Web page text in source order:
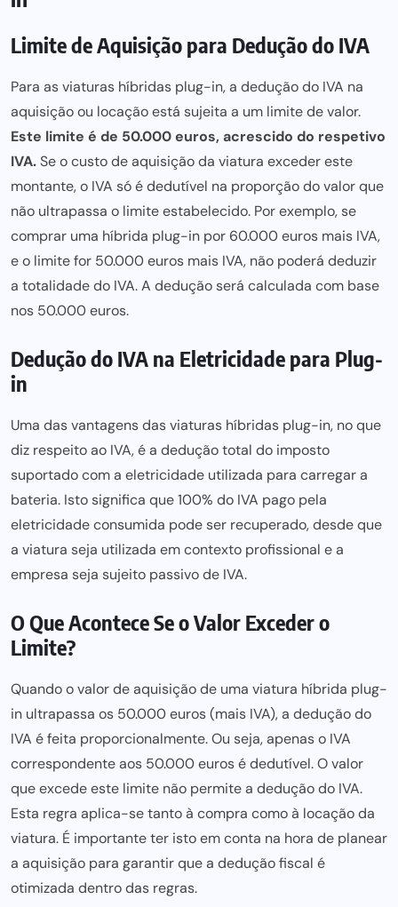
Limite de Aquisição para Dedução do IVA
Para as viaturas híbridas plug-in, a dedução do IVA na
aquisição ou locação está sujeita a um limite de valor.
Este limite é de 50.000 euros, acrescido do respetivo
IVA.Se o custo de aquisição da viatura exceder este
montante, o IVA só é dedutível na proporção do valor que
não ultrapassa o limite estabelecido. Por exemplo, se
comprar uma híbrida plug-in por 60.000 euros mais IVA,
e o limite for 50.000 euros mais IVA, não poderá deduzir
a totalidade do IVA. A dedução será calculada com base
nos 50.000 euros.
Dedução do IVA na Eletricidade para Plug-
in
Uma das vantagens das viaturas híbridas plug-in, no que
diz respeito ao IVA, é a dedução total do imposto
suportado com a eletricidade utilizada para carregar a
bateria. Isto significa que 100% do IVA pago pela
eletricidade consumida pode ser recuperado, desde que
a viatura seja utilizada em contexto profissional e a
empresa seja sujeito passivo de IVA.
O Que Acontece Se o Valor Exceder o
Limite?
Quando o valor de aquisição de uma viatura híbrida plug-
in ultrapassa os 50.000 euros (mais IVA), a dedução do
IVA é feita proporcionalmente. Ou seja, apenas o IVA
correspondente aos 50.000 euros é dedutível. O valor
que excede este limite não permite a dedução do IVA.
Esta regra aplica-se tanto à compra como à locação da
viatura. É importante ter isto em conta na hora de planear
a aquisição para garantir que a dedução fiscal é
otimizada dentro das regras.